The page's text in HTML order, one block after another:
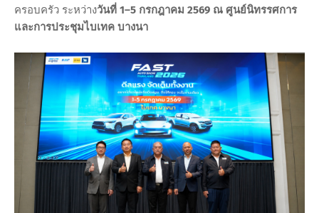
ครอบครัว ระหว่างวันที่ 1–5 กรกฎาคม 2569 ณ ศูนย์นิทรรศการ
และการประชุมไบเทค บางนา